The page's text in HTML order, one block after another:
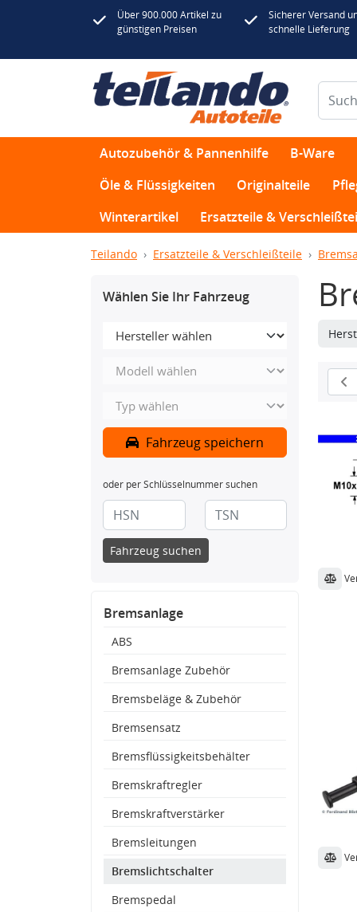
Über 900.000 Artikel zu
günstigen Preisen
Sicherer Versand
schnelle Lieferung
Autozubehör & Pannenhilfe B-Ware
Öle & Flüssigkeiten
Originalteile
Winterartikel
Ersatzteile &
Teilando Ersatzteile & Verschleißteile
Wählen Sie Ihr Fahrzeug
Fahrzeug speichern
oder per Schlüsselnummer suchen
Fahrzeug suchen
Bremsanlage
ABS
Bremsanlage Zubehör
Bremsbeläge & Zubehör
Bremsensatz
Bremsflüssigkeitsbehälter
Bremskraftregler
Bremskraftverstärker
Bremsleitungen
Bremslichtschalter
Bremspedal